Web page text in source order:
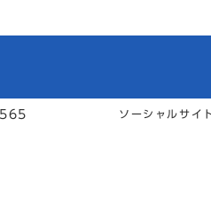
ソーシャルサイ